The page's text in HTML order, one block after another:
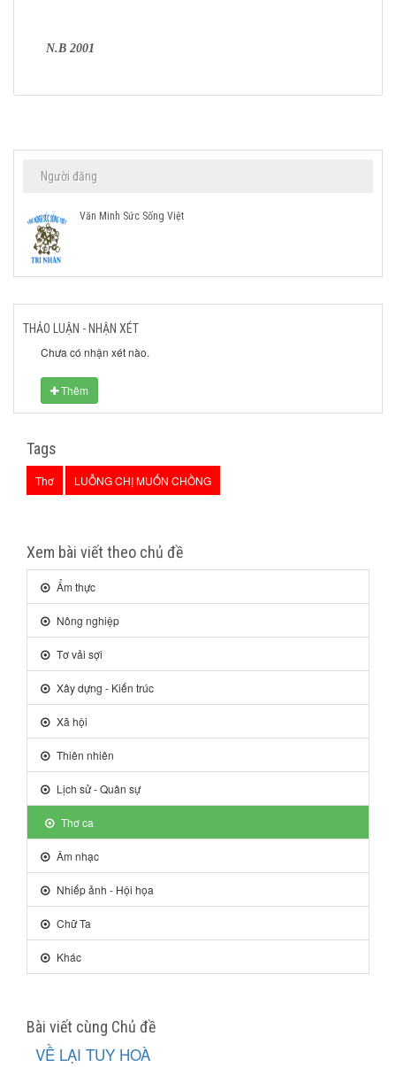
N.B 2001
Người đăng
Văn Minh Sức Sống Việt
THẢO LUẬN - NHẬN XÉT
Chưa có nhận xét nào.
Thêm
Tags
Thơ LUỖNG CHỊ MUỐN CHỒNG
Xem bài viết theo chủ đề
Ẩm thực
Nông nghiệp
Tơ vải sợi
Xây dựng - Kiến trúc
Xã hội
Thiên nhiên
Lịch sử - Quân sự
Thơ ca
Âm nhạc
Nhiếp ảnh - Hội họa
Chữ Ta
Khác
Bài viết cùng Chủ đề
VỀ LẠI TUY HOÀ